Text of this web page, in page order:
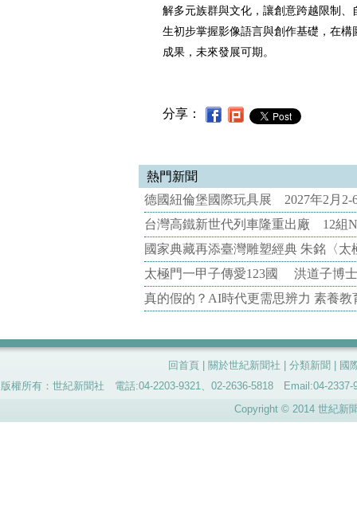
解多元族群與文化，讓創意跨越限制
生初步掌握影像語言與創作基礎，在
成果，未來發展可期。
分享：
熱門新聞
德國紐倫堡國際玩具展 2027年2月2-
台灣高鐵新世代列車隆重出廠 12組
國家典藏再添臺灣雕塑經典 朱銘〈
太極門一甲子傳愛123國 洪道子博
真的假的？AI時代更需思辨力 素養
回首頁 關於世紀新聞社 分類新聞
國
版權所有：世紀新聞社 電話:04-2203-9321、02-2636-5818 Email:04-
Copyright © 2014 世紀新